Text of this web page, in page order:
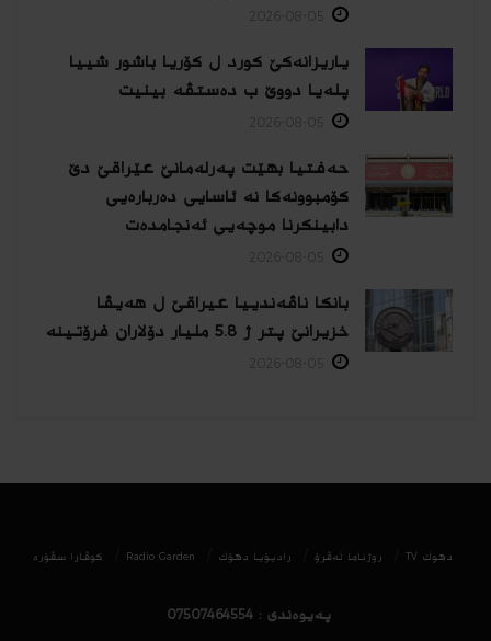
یاریزانەكێ کورد ل کۆریا باشور شییا
پلەیا دووێ ب دەستڤە بینیت
حەفتیا بهێت پەرلەمانێ عێراقێ دێ
کۆمبوونەکا نە ئاسایی دەربارەیی
دابینکرنا موچەیی ئەنجامدەت
بانکا ناڤەندییا عیراقێ ل هەیڤا
خزیرانێ پتر ژ 5.8 ملیار دۆلاران فرۆتینە
دھوك TV روژناما ئەڤرۆ رادیۆیا دهۆك Radio Garden كوڤارا سڤۆره‌
پەیوەندی : 07507464554